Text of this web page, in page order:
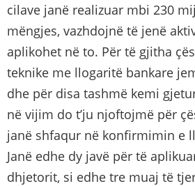
cilave janë realizuar mbi 230
mëngjes, vazhdojnë të jenë
aplikohet në to. Për të gjitha
teknike me llogaritë bankare
dhe për disa tashmë kemi
në vijim do t’ju njoftojmë për
janë shfaqur në konfirmimin e
Janë edhe dy javë për të
dhjetorit, si edhe tre muaj të